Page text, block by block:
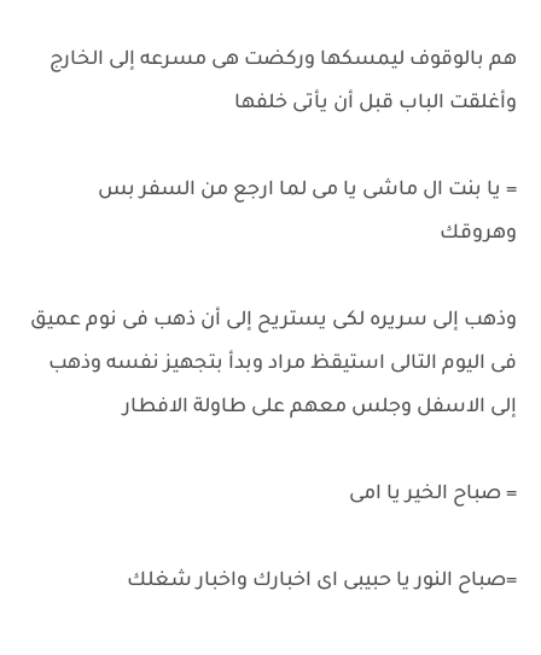
هم بالوقوف ليمسكها وركضت هى مسرعه إلى الخارج
وأغلقت الباب قبل أن يأتى خلفها
= يا بنت ال ماشى يا مى لما ارجع من السفر بس
وهروقك
وذهب إلى سريره لكى يستريح إلى أن ذهب فى نوم عميق
فى اليوم التالى استيقظ مراد وبدأ بتجهيز نفسه وذهب
إلى الاسفل وجلس معهم على طاولة الافطار
= صباح الخير يا امى
=صباح النور يا حبيبى اى اخبارك واخبار شغلك